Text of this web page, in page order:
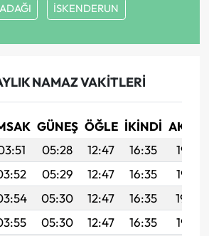
İSKENDERUN
NAMAZ VAKITLERI
GÜNEŞ ÖĞLE İKINDI
05:28 12:47 16:35
19:55
05:29 12:47 16:35
19:55
05:30 12:47 16:35
19:54
05:30 12:47 16:35
19:53